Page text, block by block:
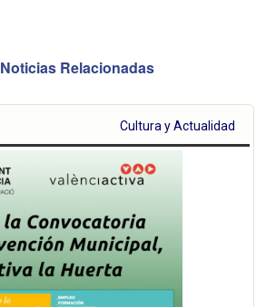
Noticias Relacionadas
Cultura y Actualidad